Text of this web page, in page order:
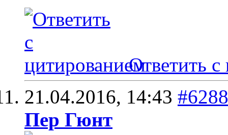
Ответить с
21.04.2016, 14:43 #6288
Пер Гюнт